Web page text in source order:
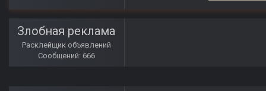
Злобная реклама
Расклейщик объявлений
Сообщений: 666